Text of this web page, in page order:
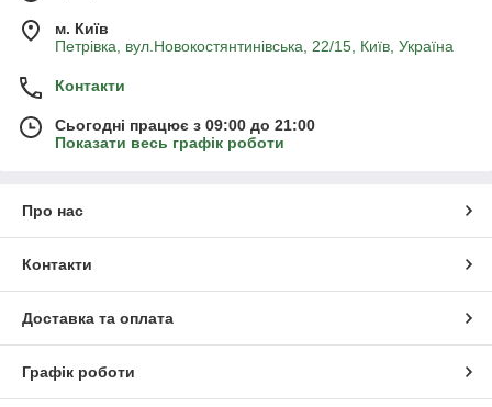
м. Київ
Петрівка, вул.Новокостянтинівська, 22/15, Київ, Україна
Контакти
Сьогодні працює з 09:00 до 21:00
Показати весь графік роботи
Про нас
Контакти
Доставка та оплата
Графік роботи